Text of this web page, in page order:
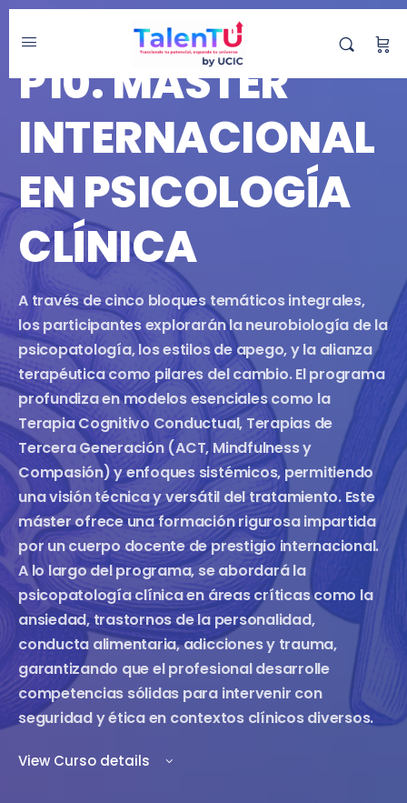
MÁSTER
P10. MÁSTER
INTERNACIONAL
EN PSICOLOGÍA
CLÍNICA
A través de cinco bloques temáticos integrales,
los participantes explorarán la neurobiología de la
psicopatología, los estilos de apego, y la alianza
terapéutica como pilares del cambio. El programa
profundiza en modelos esenciales como la
Terapia Cognitivo Conductual, Terapias de
Tercera Generación (ACT, Mindfulness y
Compasión) y enfoques sistémicos, permitiendo
una visión técnica y versátil del tratamiento. Este
máster ofrece una formación rigurosa impartida
por un cuerpo docente de prestigio internacional.
A lo largo del programa, se abordará la
psicopatología clínica en áreas críticas como la
ansiedad, trastornos de la personalidad,
conducta alimentaria, adicciones y trauma,
garantizando que el profesional desarrolle
competencias sólidas para intervenir con
seguridad y ética en contextos clínicos diversos.
View Curso details